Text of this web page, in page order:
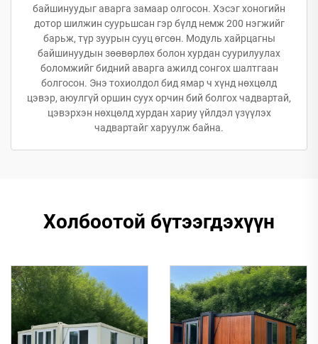
байшинуудыг аварга замаар олгосон. Хэсэг хоногийн
дотор шилжин суурьшсан гэр бүлд немж 200 нэгжийг
барьж, түр зуурын сууц өгсөн. Модуль хайрцагны
байшинуудын зөөвөрлөх болон хурдан суурилуулах
боломжийг бидний аварга ажилд сонгох шалтгаан
болгосон. Энэ тохиолдол бид ямар ч хүнд нөхцөлд
цэвэр, аюулгүй оршин суух орчин бий болгох чадвартай,
цэвэрхэн нөхцөлд хурдан хариу үйлдэл үзүүлэх
чадвартайг харуулж байна.
Холбоотой бүтээгдэхүүн